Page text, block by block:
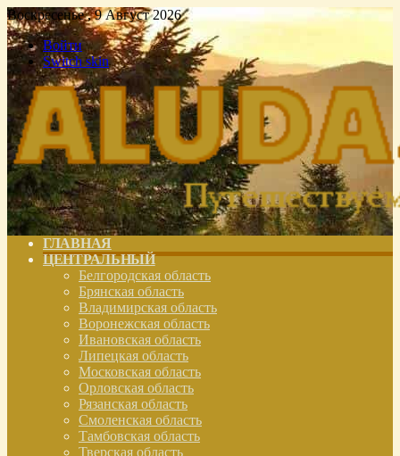
Воскресенье , 9 Август 2026
Войти
Switch skin
ГЛАВНАЯ
ЦЕНТРАЛЬНЫЙ
Белгородская область
Брянская область
Владимирская область
Воронежская область
Ивановская область
Липецкая область
Московская область
Орловская область
Рязанская область
Смоленская область
Тамбовская область
Тверская область